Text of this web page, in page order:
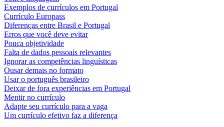
Exemplos de currículos em Portugal
Currículo Europass
Diferenças entre Brasil e Portugal
Erros que você deve evitar
Pouca objetividade
Falta de dados pessoais relevantes
Ignorar as competências linguísticas
Ousar demais no formato
Usar o português brasileiro
Deixar de fora experiências em Portugal
Mentir no currículo
Adapte seu currículo para a vaga
Um currículo efetivo faz a diferença